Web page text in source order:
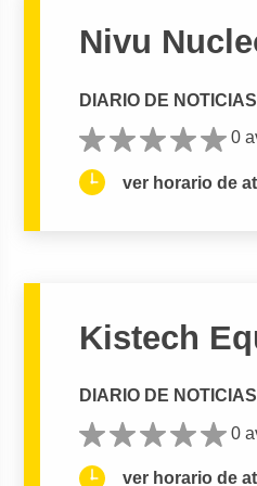
Nivu
DIARIO DE
0
ver horario de
Kistech
DIARIO DE
0
ver horario de